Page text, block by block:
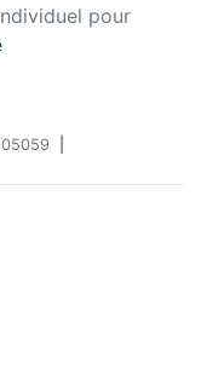
pour